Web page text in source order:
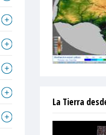
La Tierra